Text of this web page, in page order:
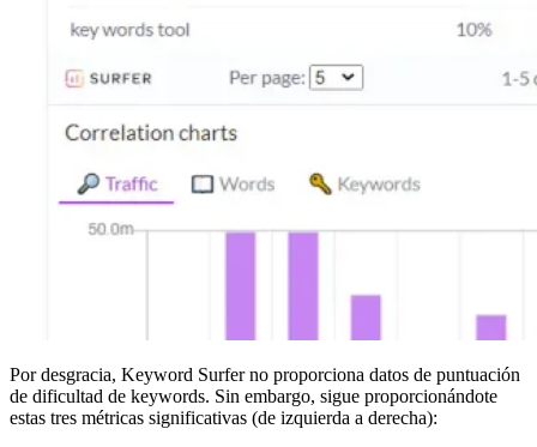
Por desgracia, Keyword Surfer no proporciona datos de puntuación
de dificultad de keywords. Sin embargo, sigue proporcionándote
estas tres métricas significativas (de izquierda a derecha):